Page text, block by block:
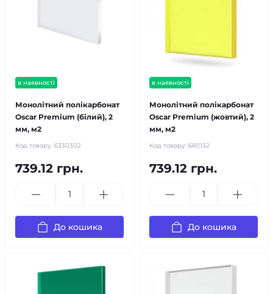
в наявності
Монолітний полікарбонат
Oscar Premium (білий), 2
мм, м2
Код товару: 6330302
739.12 грн.
До кошика
в наявності
Монолітний полікарбонат
Oscar Premium (жовтий), 2
мм, м2
Код товару: 681032
739.12 грн.
До кошика